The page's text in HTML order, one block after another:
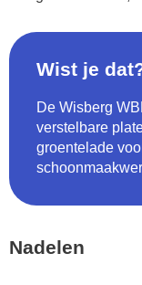
Wist je
De Wisberg
verstelbare
groentelade
Nadelen